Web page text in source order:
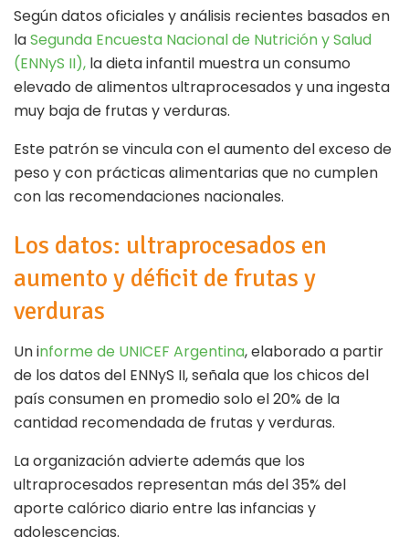
Según datos oficiales y análisis recientes basados en
laSegunda Encuesta Nacional de Nutrición y Salud
(ENNyS II), la dieta infantil muestra un consumo
elevado de alimentos ultraprocesados y una ingesta
muy baja de frutas y verduras.
Este patrón se vincula con el aumento del exceso de
peso y con prácticas alimentarias que no cumplen
con las recomendaciones nacionales.
Los datos: ultraprocesados en
aumento y déficit de frutas y
verduras
Un informe de UNICEF Argentina, elaborado a partir
de los datos del ENNyS II, señala que los chicos del
país consumen en promedio solo el 20% de la
cantidad recomendada de frutas y verduras.
La organización advierte además que los
ultraprocesados representan más del 35% del
aporte calórico diario entre las infancias y
adolescencias.